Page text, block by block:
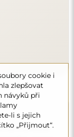
z
pro
měly neutrální
cookie i
zlepšovat
návyků při
li s jejich
„Přijmout“.